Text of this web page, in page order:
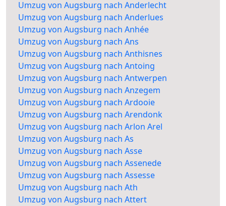
Umzug von Augsburg nach Anderlecht
Umzug von Augsburg nach Anderlues
Umzug von Augsburg nach Anhée
Umzug von Augsburg nach Ans
Umzug von Augsburg nach Anthisnes
Umzug von Augsburg nach Antoing
Umzug von Augsburg nach Antwerpen
Umzug von Augsburg nach Anzegem
Umzug von Augsburg nach Ardooie
Umzug von Augsburg nach Arendonk
Umzug von Augsburg nach Arlon Arel
Umzug von Augsburg nach As
Umzug von Augsburg nach Asse
Umzug von Augsburg nach Assenede
Umzug von Augsburg nach Assesse
Umzug von Augsburg nach Ath
Umzug von Augsburg nach Attert